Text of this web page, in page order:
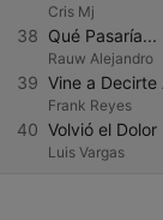
Cris Mj
38 Qué Pasaría...
Rauw Alejandro
39 Vine a Decirte
Frank Reyes
40 Volvió el Dolor
Luis Vargas